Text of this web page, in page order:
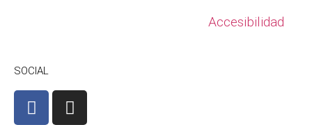
Accesibilidad
SOCIAL